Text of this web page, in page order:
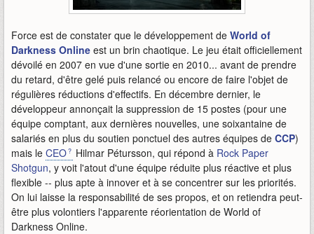
Force est de constater que le développement de World of
Darkness Online est un brin chaotique. Le jeu était officiellement
dévoilé en 2007 en vue d'une sortie en 2010... avant de prendre
du retard, d'être gelé puis relancé ou encore de faire l'objet de
régulières réductions d'effectifs. En décembre dernier, le
développeur annonçait la suppression de 15 postes (pour une
équipe comptant, aux dernières nouvelles, une soixantaine de
salariés en plus du soutien ponctuel des autres équipes de CCP)
mais le CEO Hilmar Pétursson, qui répond à Rock Paper
Shotgun, y voit l'atout d'une équipe réduite plus réactive et plus
flexible -- plus apte à innover et à se concentrer sur les priorités.
On lui laisse la responsabilité de ses propos, et on retiendra peut-
être plus volontiers l'apparente réorientation de World of
Darkness Online.